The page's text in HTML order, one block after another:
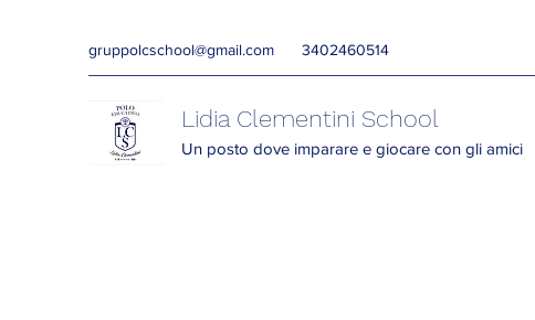
gruppolcschool@gmail.com 3402460514
Lidia Clementini School
Un posto dove imparare e giocare con gli amici